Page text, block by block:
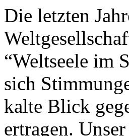
Die letzten
“Weltseele im
sich
kalte Blick
ertragen.